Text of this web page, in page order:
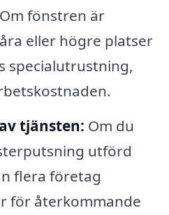
Om fönstren är
eller högre platser
specialutrustning,
tjänsten: Om du
utförd
flera företag
för återkommande